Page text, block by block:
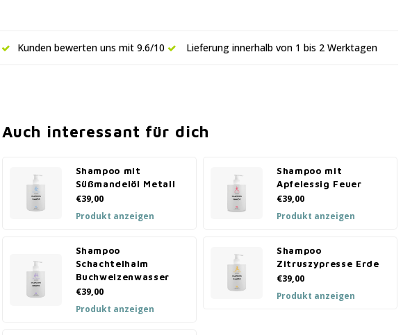
Kunden bewerten uns mit 9.6/10 Lieferung innerhalb von 1 bis 2 Werktagen
Auch interessant für dich
Shampoo mit
Süßmandelöl Metall
€39,00
Produkt anzeigen
Shampoo mit
Apfelessig Feuer
€39,00
Produkt anzeigen
Shampoo
Schachtelhalm
Buchweizenwasser
€39,00
Produkt anzeigen
Shampoo
Zitruszypresse Erde
€39,00
Produkt anzeigen